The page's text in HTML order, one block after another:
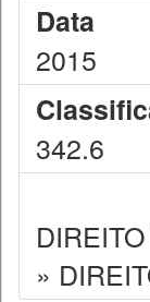
Data
2015
342.6
»